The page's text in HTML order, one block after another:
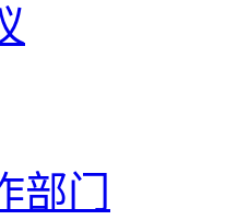
部门